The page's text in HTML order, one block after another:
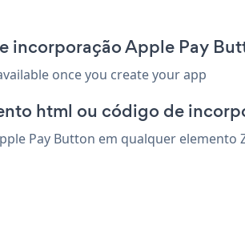
incorporação Apple Pay
once you create your app
html ou código de
Pay Button em qualquer